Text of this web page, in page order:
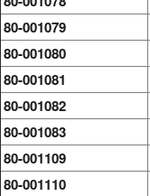
80-001079
80-001080
80-001081
80-001082
80-001083
80-001109
80-001110